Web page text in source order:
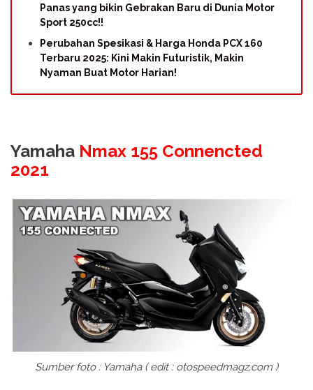
Panas yang bikin Gebrakan Baru di Dunia Motor
Sport 250cc!!
Perubahan Spesikasi & Harga Honda PCX 160
Terbaru 2025: Kini Makin Futuristik, Makin
Nyaman Buat Motor Harian!
Yamaha Nmax 155 Connencted
2021
Sumber foto : Yamaha ( edit : otospeedmagz.com )